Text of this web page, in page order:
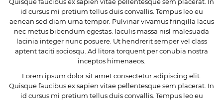
id cursus mi pretium tellus duis convallis. Tempus leo eu
aenean sed diam urna tempor. Pulvinar vivamus fringilla lacus
nec metus bibendum egestas. Iaculis massa nisl malesuada
lacinia integer nunc posuere. Ut hendrerit semper vel class
aptent taciti sociosqu. Ad litora torquent per conubia nostra
inceptos himenaeos.
Lorem ipsum dolor sit amet consectetur adipiscing elit.
Quisque faucibus ex sapien vitae pellentesque sem placerat. In
id cursus mi pretium tellus duis convallis. Tempus leo eu